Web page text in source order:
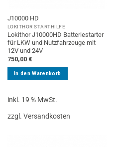
J10000 HD
LOKITHOR STARTHILFE
Lokithor J10000HD Batteriestarter
für LKW und Nutzfahrzeuge mit
12V und 24V
750,00 €
In den Warenkorb
inkl. 19 % MwSt.
zzgl. Versandkosten